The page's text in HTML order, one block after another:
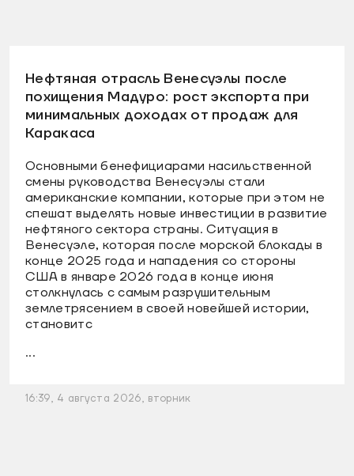
Нефтяная отрасль Венесуэлы после
похищения Мадуро: рост экспорта при
минимальных доходах от продаж для
Каракаса
Основными бенефициарами насильственной
смены руководства Венесуэлы стали
американские компании, которые при этом не
спешат выделять новые инвестиции в развитие
нефтяного сектора страны. Ситуация в
Венесуэле, которая после морской блокады в
конце 2025 года и нападения со стороны
США в январе 2026 года в конце июня
столкнулась с самым разрушительным
землетрясением в своей новейшей истории,
становитс
...
16:39, 4 августа 2026, вторник